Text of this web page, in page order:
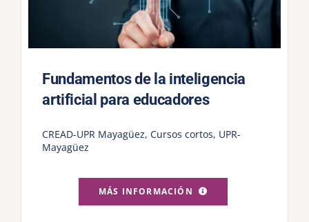
Fundamentos de la inteligencia
artificial para educadores
CREAD-UPR Mayagüez, Cursos cortos, UPR-
Mayagüez
MÁS INFORMACIÓN